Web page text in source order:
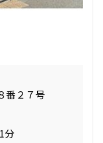
番２７号
分